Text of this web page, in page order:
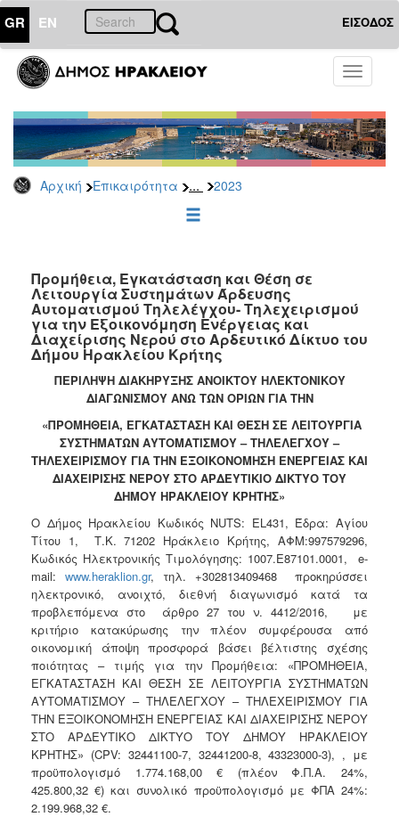
GR EN ΕΙΣΟΔΟΣ
Toggle
Αρχική Επικαιρότητα ... 2023
ΕΠΙΚΑΙΡΟΤΗΤΑ
-
Δημοπρασίες
Αρχείο
2026
2022
2021
2020
2019
2018
2017
2016
2015
ΔΗΜΟΤΗΣ
ΕΠΙΣΚΕΠΤΗΣ
ΗΡΑΚΛΕΙΟ
Προμήθεια, Εγκατάσταση και Θέση σε
Λειτουργία Συστημάτων Άρδευσης
Αυτοματισμού Τηλελέγχου- Τηλεχειρισμού
για την Εξοικονόμηση Ενέργειας και
Διαχείρισης Νερού στο Αρδευτικό Δίκτυο του
Δήμου Ηρακλείου Κρήτης
ΠΕΡΙΛΗΨΗ ΔΙΑΚΗΡΥΞΗΣ ΑΝΟΙΚΤΟΥ ΗΛΕΚΤΟΝΙΚΟΥ
ΔΙΑΓΩΝΙΣΜΟΥ ΑΝΩ ΤΩΝ ΟΡΙΩΝ ΓΙΑ ΤΗΝ
«ΠΡΟΜΗΘΕΙΑ, ΕΓΚΑΤΑΣΤΑΣΗ ΚΑΙ ΘΕΣΗ ΣΕ ΛΕΙΤΟΥΡΓΙΑ
ΣΥΣΤΗΜΑΤΩΝ ΑΥΤΟΜΑΤΙΣΜΟΥ – ΤΗΛΕΛΕΓΧΟΥ –
ΤΗΛΕΧΕΙΡΙΣΜΟΥ ΓΙΑ ΤΗΝ ΕΞΟΙΚΟΝΟΜΗΣΗ ΕΝΕΡΓΕΙΑΣ ΚΑΙ
ΔΙΑΧΕΙΡΙΣΗΣ ΝΕΡΟΥ ΣΤΟ ΑΡΔΕΥΤΙΚΙΟ ΔΙΚΤΥΟ ΤΟΥ
ΔΗΜΟΥ ΗΡΑΚΛΕΙΟΥ ΚΡΗΤΗΣ»
Ο Δήμος Ηρακλείου Κωδικός ΝUTS: EL431, Έδρα: Αγίου
Τίτου 1, Τ.Κ. 71202 Ηράκλειο Κρήτης, ΑΦΜ:997579296,
Κωδικός Ηλεκτρονικής Τιμολόγησης: 1007.Ε87101.0001, e-
mail: www.heraklion.gr, τηλ. +302813409468 προκηρύσσει
ηλεκτρονικό, ανοιχτό, διεθνή διαγωνισμό κατά τα
προβλεπόμενα στο άρθρο 27 του ν. 4412/2016, με
κριτήριο κατακύρωσης την πλέον συμφέρουσα από
οικονομική άποψη προσφορά βάσει βέλτιστης σχέσης
ποιότητας – τιμής για την Προμήθεια: «ΠΡΟΜΗΘΕΙΑ,
ΕΓΚΑΤΑΣΤΑΣΗ ΚΑΙ ΘΕΣΗ ΣΕ ΛΕΙΤΟΥΡΓΙΑ ΣΥΣΤΗΜΑΤΩΝ
ΑΥΤΟΜΑΤΙΣΜΟΥ – ΤΗΛΕΛΕΓΧΟΥ – ΤΗΛΕΧΕΙΡΙΣΜΟΥ ΓΙΑ
ΤΗΝ ΕΞΟΙΚΟΝΟΜΗΣΗ ΕΝΕΡΓΕΙΑΣ ΚΑΙ ΔΙΑΧΕΙΡΙΣΗΣ ΝΕΡΟΥ
ΣΤΟ ΑΡΔΕΥΤΙΚΟ ΔΙΚΤΥΟ ΤΟΥ ΔΗΜΟΥ ΗΡΑΚΛΕΙΟΥ
ΚΡΗΤΗΣ» (CPV: 32441100-7, 32441200-8, 43323000-3), , με
προϋπολογισμό 1.774.168,00 € (πλέον Φ.Π.Α. 24%,
425.800,32 €) και συνολικό προϋπολογισμό με ΦΠΑ 24%:
2.199.968,32 €.